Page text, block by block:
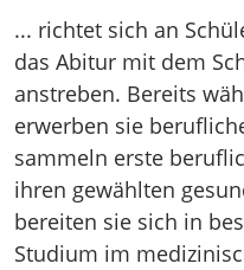
... richtet sich an
das Abitur mit dem
anstreben. Bereits
erwerben sie
sammeln erste
ihren gewählten
bereiten sie sich in
Studium im